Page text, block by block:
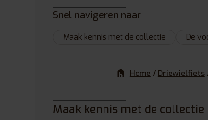
Snel navigeren naar
Maak kennis met de collectie De
Home / Driewielfiets
Maak kennis met de collectie